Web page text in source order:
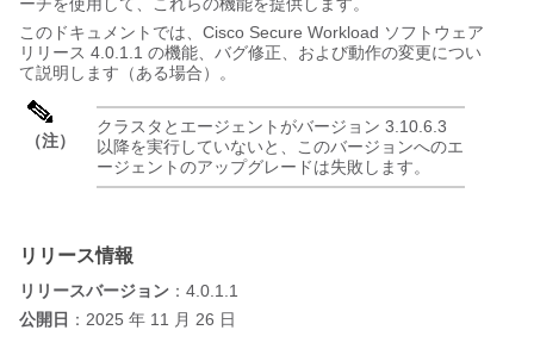
このドキュメントでは、Cisco Secure Workload ソフトウェア
リリース 4.0.1.1 の機能、バグ修正、および動作の変更につい
て説明します（ある場合）。
（注）
クラスタとエージェントがバージョン 3.10.6.3
以降を実行していないと、このバージョンへのエ
ージェントのアップグレードは失敗します。
リリース情報
リリースバージョン ：4.0.1.1
公開日 ：2025 年 11 月 26 日